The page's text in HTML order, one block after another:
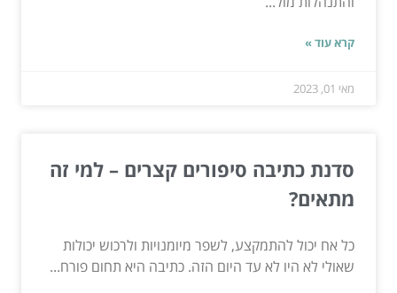
קרא עוד »
מאי 01, 2023
סדנת כתיבה סיפורים קצרים – למי זה
מתאים?
כל אח יכול להתמקצע, לשפר מיומנויות ולרכוש יכולות
שאולי לא היו לא עד היום הזה. כתיבה היא תחום פורח...